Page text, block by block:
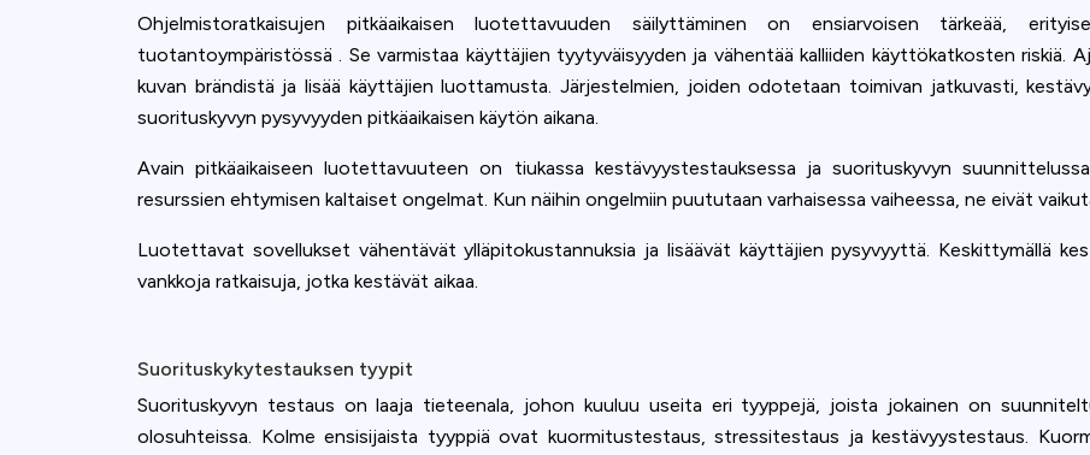
Ohjelmistoratkaisujen pitkäaikaisen luotettavuuden säilyttäminen on ensiarvoisen tärkeää,
tuotantoympäristössä . Se varmistaa käyttäjien tyytyväisyyden ja vähentää kalliiden käyttökatkosten riskiä.
kuvan brändistä ja lisää käyttäjien luottamusta. Järjestelmien, joiden odotetaan toimivan jatkuvasti,
suorituskyvyn pysyvyyden pitkäaikaisen käytön aikana.
Avain pitkäaikaiseen luotettavuuteen on tiukassa kestävyystestauksessa ja suorituskyvyn
resurssien ehtymisen kaltaiset ongelmat. Kun näihin ongelmiin puututaan varhaisessa vaiheessa, ne eivät
Luotettavat sovellukset vähentävät ylläpitokustannuksia ja lisäävät käyttäjien pysyvyyttä. Keskittymällä
vankkoja ratkaisuja, jotka kestävät aikaa.
Suorituskykytestauksen tyypit
Suorituskyvyn testaus on laaja tieteenala, johon kuuluu useita eri tyyppejä, joista jokainen on
olosuhteissa. Kolme ensisijaista tyyppiä ovat kuormitustestaus, stressitestaus ja kestävyystestaus.